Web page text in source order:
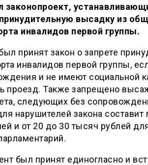
законопроект,
высадку из
инвалидов первой группы.
принят закон о запрете
инвалидов первой группы,
и не имеют социальной
проезд. Также запрещено
следующих без
нарушителей закона составит
и от 20 до 30 тысяч рублей
был принят единогласно и